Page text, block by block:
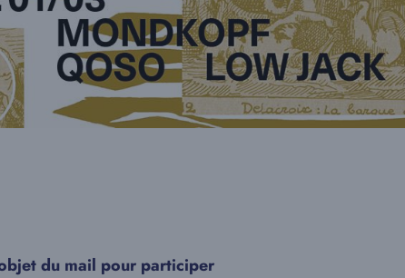
du mail pour participer